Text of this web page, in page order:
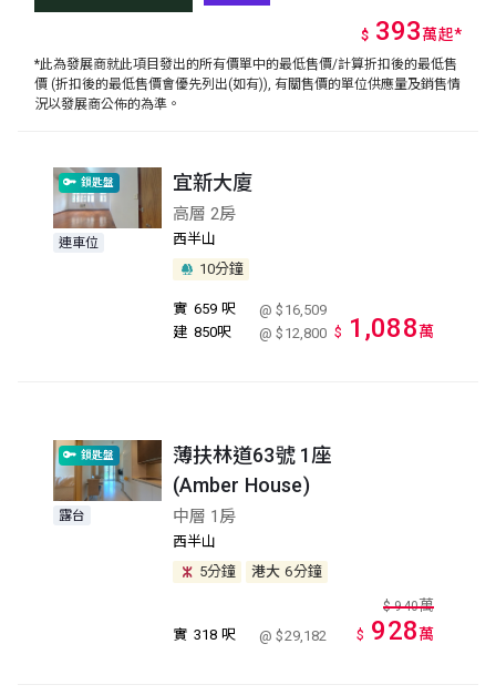
$ 393萬起*
*此為發展商就此項目發出的所有價單中的最低售價/計算折扣後的最低售
價 (折扣後的最低售價會優先列出(如有)), 有關售價的單位供應量及銷售情
況以發展商公佈的為準。
鎖匙盤
連車位
宜新大廈
高層 2房
西半山
10分鐘
實 659 呎
@ $16,509
建 850呎 @ $12,800 $ 1,088萬
鎖匙盤
露台
薄扶林道63號 1座
(Amber House)
中層 1房
西半山
5分鐘
港大 6分鐘
實 318 呎 @ $29,182
$ 940萬
$ 928萬